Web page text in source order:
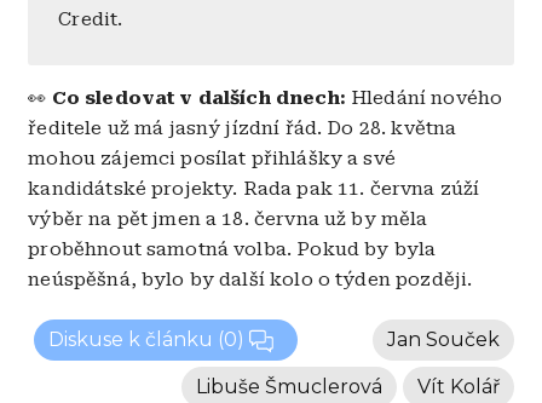
Credit.
👀 Co sledovat v dalších dnech: Hledání nového
ředitele už má jasný jízdní řád. Do 28. května
mohou zájemci posílat přihlášky a své
kandidátské projekty. Rada pak 11. června zúží
výběr na pět jmen a 18. června už by měla
proběhnout samotná volba. Pokud by byla
neúspěšná, bylo by další kolo o týden později.
Diskuse k článku (0) Jan Souček
Vít Kolář
Libuše Šmuclerová